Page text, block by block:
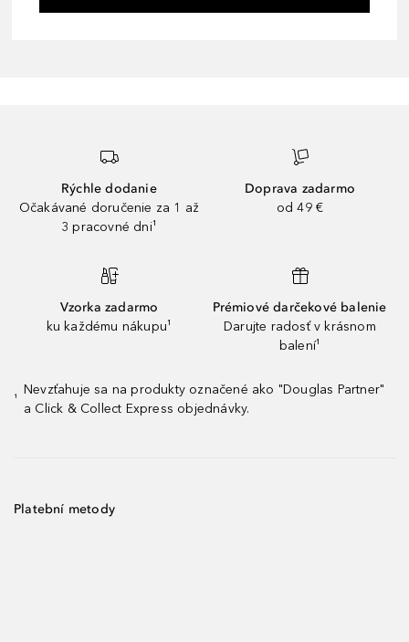
Rýchle dodanie
Očakávané doručenie za 1 až
3 pracovné dni¹
Doprava zadarmo
od 49 €
Vzorka zadarmo
ku každému nákupu¹
Prémiové darčekové balenie
Darujte radosť v krásnom
balení¹
¹
Nevzťahuje sa na produkty označené ako "Douglas Partner"
a Click & Collect Express objednávky.
Platební metody